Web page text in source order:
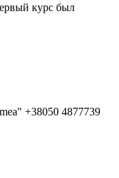
курс был
+38050 4877739